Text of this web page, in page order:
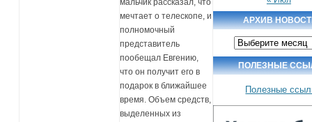
мальчик рассказал, что
мечтает о телескопе, и
полномочный
представитель
пообещал Евгению,
что он получит его в
подарок в ближайшее
время. Объем средств,
выделенных из
АРХИВ
Архив
новостей
ПОЛЕЗНЫЕ
Полезные